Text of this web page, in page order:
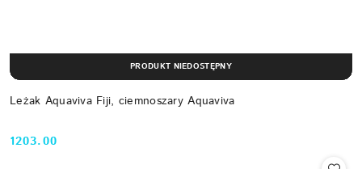
Leżak Aquaviva Fiji, ciemnoszary Aquaviva
Cena:
1203.00
PRODUKT NIEDOSTĘPNY